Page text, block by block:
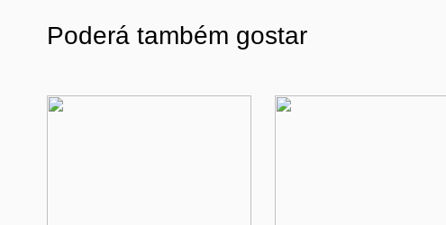
Poderá também gostar